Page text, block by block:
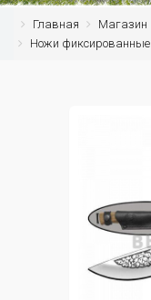
Главная Магазин
Ножи фиксированные